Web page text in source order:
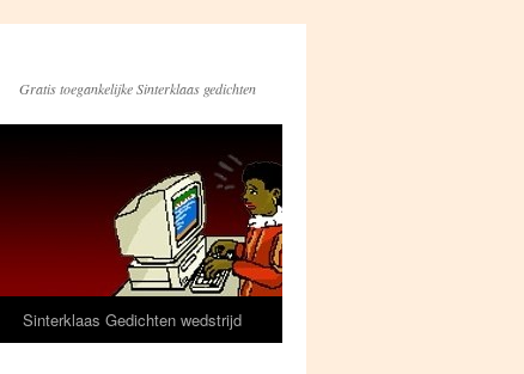
Gratis toegankelijke Sinterklaas gedichten
Sinterklaas Gedichten wedstrijd